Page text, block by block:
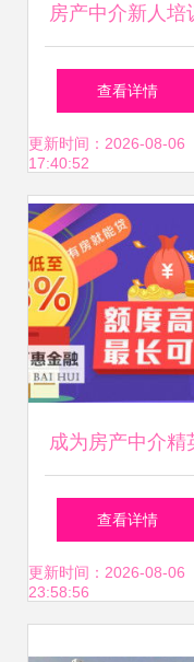
房产中介新人培
体系构建指南
查看详情
更新时间：2026-08-06
17:40:52
成为房产中介精
从入门到精通的完
整指南
查看详情
更新时间：2026-08-06
23:58:56